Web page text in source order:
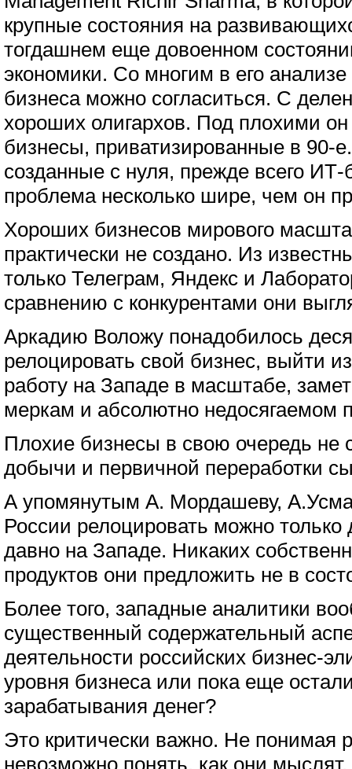
крупные состояния на
тогдашнем еще довоенном
экономики. Со многим в его анализе
бизнеса можно согласиться. С
хороших олигархов. Под плохими
бизнесы, приватизированные в 90-
созданные с нуля, прежде всего
проблема несколько шире, чем он
Хороших бизнесов мирового
практически не создано. Из
только Телеграм, Яндекс и
сравнению с конкурентами они
Аркадию Воложу понадобилось
релоцировать свой бизнес, выйти
работу на Западе в масштабе,
меркам и абсолютно недосягаемом
Плохие бизнесы в свою очередь не
добычи и первичной переработки
А упомянутым А. Мордашеву,
России релоцировать можно только
давно на Западе. Никаких
продуктов они предложить не в
Более того, западные аналитики
существенный содержательный
деятельности российских бизнес-
уровня бизнеса или пока еще
зарабатывания денег?
Это критически важно. Не понимая
невозможно понять, как они